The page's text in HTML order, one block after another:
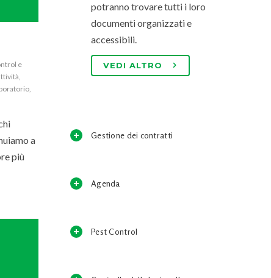
e
a
più
potranno trovare tutti i loro
documenti organizzati e
accessibili.
VEDI ALTRO
Gestione dei contratti
Agenda
Pest Control